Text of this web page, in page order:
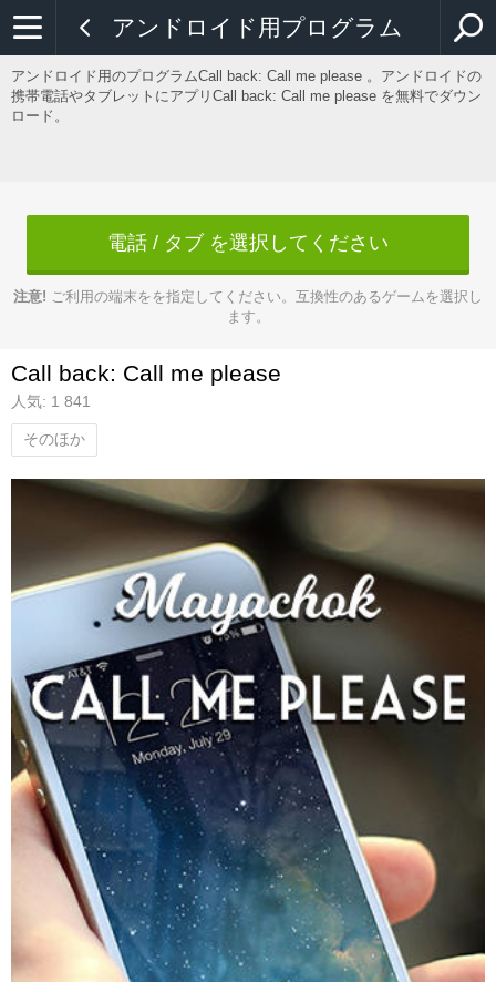
アンドロイド用プログラム
アンドロイド用のプログラムCall back: Call me please 。アンドロイドの
携帯電話やタブレットにアプリCall back: Call me please を無料でダウン
ロード。
電話 / タブ を選択してください
注意! ご利用の端末をを指定してください。互換性のあるゲームを選択し
ます。
Call back: Call me please
人気: 1 841
そのほか